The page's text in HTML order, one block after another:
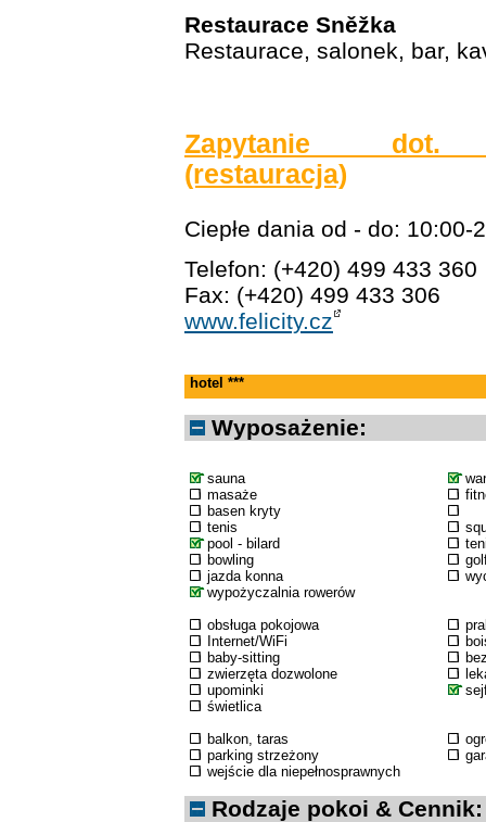
Restaurace Sněžka
Restaurace, salonek, bar,
Zapytanie dot.
(restauracja)
Ciepłe dania od - do: 10:00-
Telefon: (+420) 499 433 360
Fax: (+420) 499 433 306
www.felicity.cz
hotel ***
Wyposażenie:
sauna
masaże
basen kryty
tenis
pool - bilard
bowling
jazda konna
wypożyczalnia rowerów
obsługa pokojowa
Internet/WiFi
baby-sitting
zwierzęta dozwolone
upominki
świetlica
balkon, taras
parking strzeżony
wejście dla niepełnosprawnych
Rodzaje pokoi & Cennik: